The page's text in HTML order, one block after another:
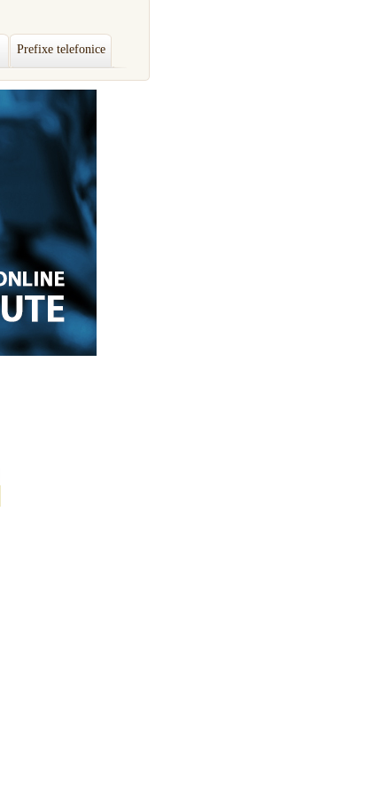
Prefixe telefonice